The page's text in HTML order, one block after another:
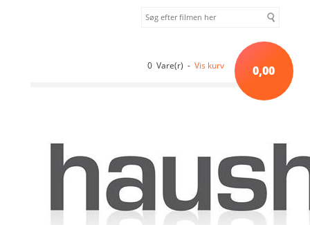
0 Vare(r) - Vis kurv 0,00
Alfabetisk orden»
Mission: Impossible - The Final
Reckoning (2025) steelbook [4K ULTRA HD]